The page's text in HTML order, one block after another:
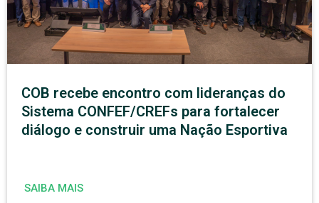
COB recebe encontro com lideranças do
Sistema CONFEF/CREFs para fortalecer
diálogo e construir uma Nação Esportiva
SAIBA MAIS